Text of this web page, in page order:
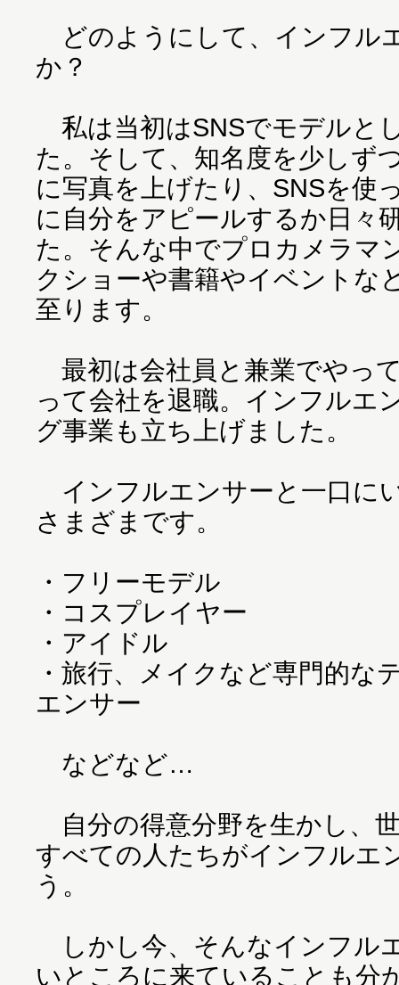
どのようにして、インフル
か？
私は当初はSNSでモデルと
た。そして、知名度を少しず
に写真を上げたり、SNSを使
に自分をアピールするか日々
た。そんな中でプロカメラマ
クショーや書籍やイベントな
至ります。
最初は会社員と兼業でやっ
って会社を退職。インフルエ
グ事業も立ち上げました。
インフルエンサーと一口に
さまざまです。
・フリーモデル
・コスプレイヤー
・アイドル
・旅行、メイクなど専門的な
エンサー
などなど…
自分の得意分野を生かし、
すべての人たちがインフルエ
う。
しかし今、そんなインフル
いところに来ていることも分